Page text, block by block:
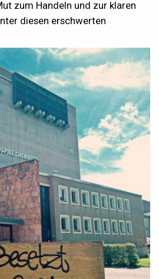
zum Handeln und zur klaren
diesen erschwerten